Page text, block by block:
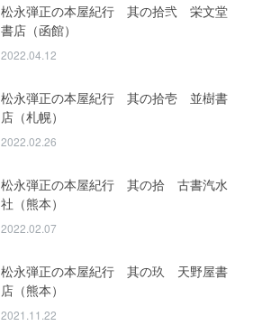
松永弾正の本屋紀行 其の拾弐 栄文堂
書店（函館）
2022.04.12
松永弾正の本屋紀行 其の拾壱 並樹書
店（札幌）
2022.02.26
松永弾正の本屋紀行 其の拾 古書汽水
社（熊本）
2022.02.07
松永弾正の本屋紀行 其の玖 天野屋書
店（熊本）
2021.11.22